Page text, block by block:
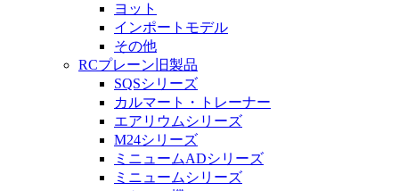
ヨット
インポートモデル
その他
RCプレーン旧製品
SQSシリーズ
カルマート・トレーナー
エアリウムシリーズ
M24シリーズ
ミニュームADシリーズ
ミニュームシリーズ